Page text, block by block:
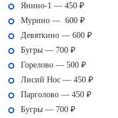
Янино-1 — 450 ₽
Мурино — 600 ₽
Девяткино — 600 ₽
Бугры — 700 ₽
Горелово — 500 ₽
Лисий Нос — 450 ₽
Парголово — 450 ₽
Бугры — 700 ₽